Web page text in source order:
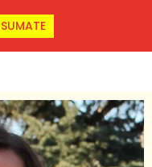
SUMATE